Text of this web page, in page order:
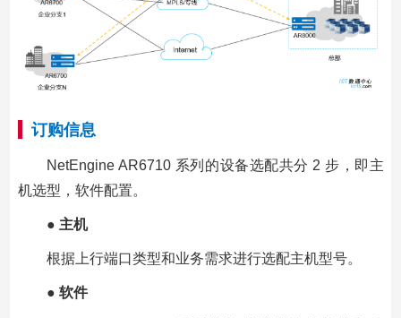
订购信息
NetEngine AR6710 系列的设备选配共分 2 步，即主
机选型，软件配置。
● 主机
根据上行端口类型和业务需求进行选配主机型号。
● 软件